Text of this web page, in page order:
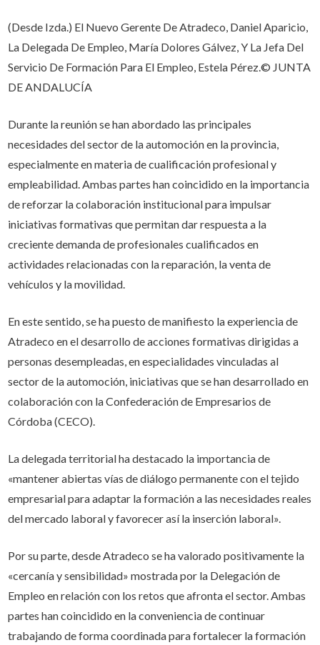
(Desde Izda.) El Nuevo Gerente De Atradeco, Daniel Aparicio,
La Delegada De Empleo, María Dolores Gálvez, Y La Jefa Del
Servicio De Formación Para El Empleo, Estela Pérez.© JUNTA
DE ANDALUCÍA
Durante la reunión se han abordado las principales
necesidades del sector de la automoción en la provincia,
especialmente en materia de cualificación profesional y
empleabilidad. Ambas partes han coincidido en la importancia
de reforzar la colaboración institucional para impulsar
iniciativas formativas que permitan dar respuesta a la
creciente demanda de profesionales cualificados en
actividades relacionadas con la reparación, la venta de
vehículos y la movilidad.
En este sentido, se ha puesto de manifiesto la experiencia de
Atradeco en el desarrollo de acciones formativas dirigidas a
personas desempleadas, en especialidades vinculadas al
sector de la automoción, iniciativas que se han desarrollado en
colaboración con la Confederación de Empresarios de
Córdoba (CECO).
La delegada territorial ha destacado la importancia de
«mantener abiertas vías de diálogo permanente con el tejido
empresarial para adaptar la formación a las necesidades reales
del mercado laboral y favorecer así la inserción laboral».
Por su parte, desde Atradeco se ha valorado positivamente la
«cercanía y sensibilidad» mostrada por la Delegación de
Empleo en relación con los retos que afronta el sector. Ambas
partes han coincidido en la conveniencia de continuar
trabajando de forma coordinada para fortalecer la formación